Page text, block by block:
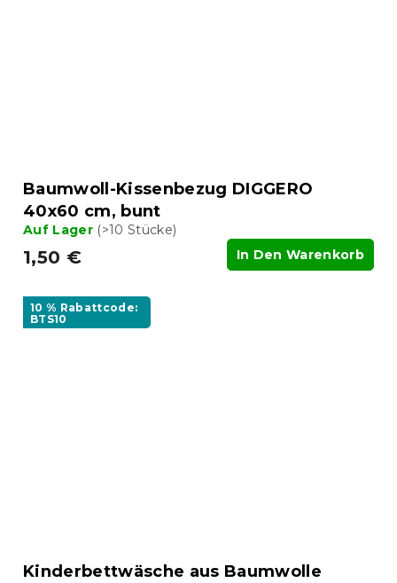
Baumwoll-Kissenbezug DIGGERO
40x60 cm, bunt
Auf Lager (>10 Stücke)
1,50 € In Den Warenkorb
10 % Rabattcode:
BTS10
Kinderbettwäsche aus Baumwolle